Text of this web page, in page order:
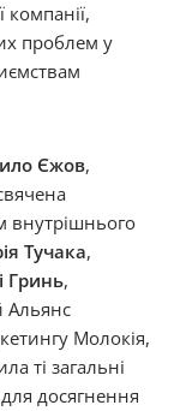
компанії,
проблем у
Єжов,
внутрішнього
Тучака,
Гринь,
Альянс
Молокія,
ті загальні
досягнення